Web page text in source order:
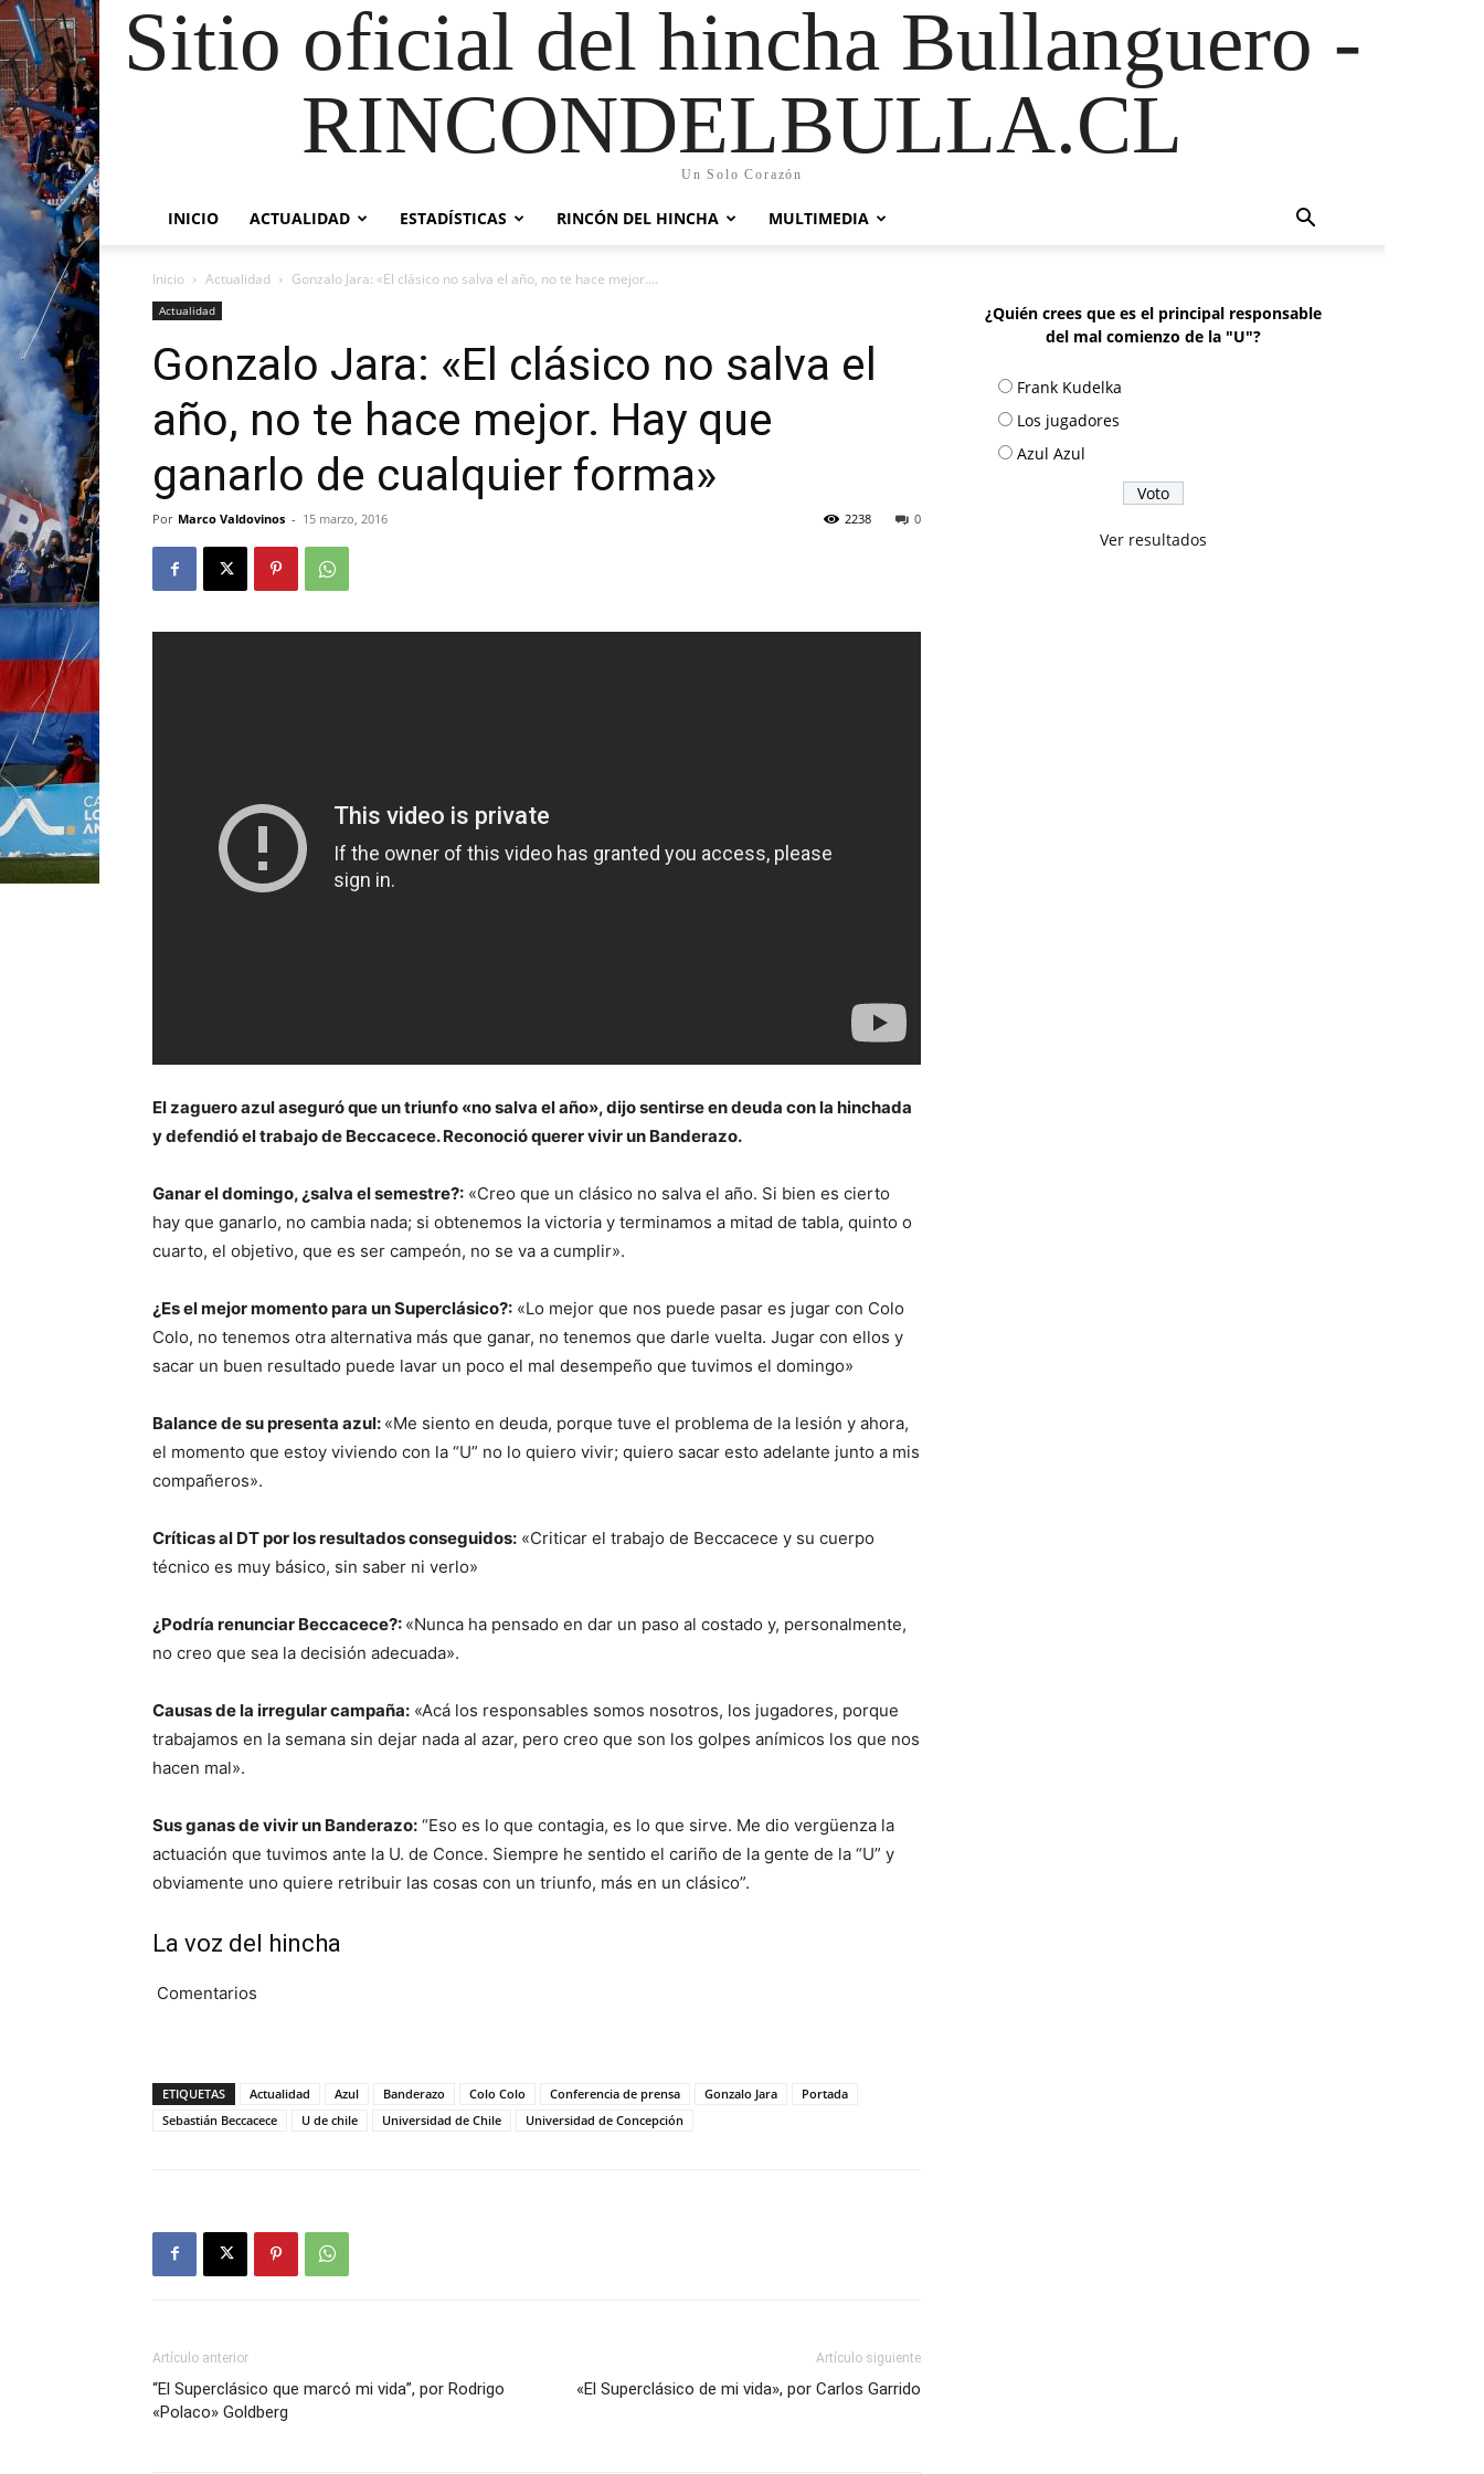
Sitio oficial del hincha Bullanguero -
RINCONDELBULLA.CL
Un Solo Corazón
INICIO ACTUALIDAD ESTADÍSTICAS RINCÓN DEL HINCHA MULTIMEDIA
Inicio Actualidad Gonzalo Jara: «El clásico no salva el año, no te hace mejor....
Actualidad
Gonzalo Jara: «El clásico no salva el
año, no te hace mejor. Hay que
ganarlo de cualquier forma»
Por Marco Valdovinos - 15 marzo, 2016 0
2238
El zaguero azul aseguró que un triunfo «no salva el año», dijo sentirse en deuda con la hinchada
y defendió el trabajo de Beccacece. Reconoció querer vivir un Banderazo.
Ganar el domingo, ¿salva el semestre?: «Creo que un clásico no salva el año. Si bien es cierto
hay que ganarlo, no cambia nada; si obtenemos la victoria y terminamos a mitad de tabla, quinto o
cuarto, el objetivo, que es ser campeón, no se va a cumplir».
¿Es el mejor momento para un Superclásico?: «Lo mejor que nos puede pasar es jugar con Colo
Colo, no tenemos otra alternativa más que ganar, no tenemos que darle vuelta. Jugar con ellos y
sacar un buen resultado puede lavar un poco el mal desempeño que tuvimos el domingo»
Balance de su presenta azul: «Me siento en deuda, porque tuve el problema de la lesión y ahora,
el momento que estoy viviendo con la “U” no lo quiero vivir; quiero sacar esto adelante junto a mis
compañeros».
Críticas al DT por los resultados conseguidos: «Criticar el trabajo de Beccacece y su cuerpo
técnico es muy básico, sin saber ni verlo»
¿Podría renunciar Beccacece?: «Nunca ha pensado en dar un paso al costado y, personalmente,
no creo que sea la decisión adecuada».
Causas de la irregular campaña: «Acá los responsables somos nosotros, los jugadores, porque
trabajamos en la semana sin dejar nada al azar, pero creo que son los golpes anímicos los que nos
hacen mal».
Sus ganas de vivir un Banderazo: “Eso es lo que contagia, es lo que sirve. Me dio vergüenza la
actuación que tuvimos ante la U. de Conce. Siempre he sentido el cariño de la gente de la “U” y
obviamente uno quiere retribuir las cosas con un triunfo, más en un clásico”.
La voz del hincha
Comentarios
ETIQUETAS Actualidad Azul Banderazo Colo Colo Conferencia de prensa Gonzalo Jara
Portada
Sebastián Beccacece
U de chile Universidad de Chile Universidad de Concepción
Artículo anterior
“El Superclásico que marcó mi vida”, por Rodrigo
«Polaco» Goldberg
Artículo siguiente
«El Superclásico de mi vida», por Carlos Garrido
¿Quién crees que es el principal responsable
del mal comienzo de la "U"?
Frank Kudelka
Los jugadores
Azul Azul
Ver resultados